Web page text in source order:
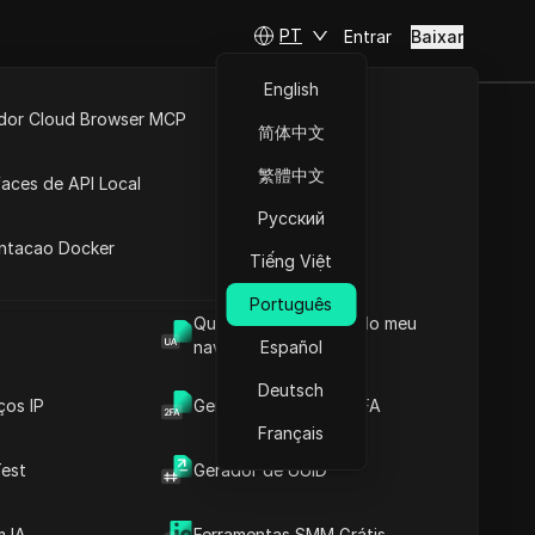
Qual é o User Agent do meu
navegador
IP Gerador de Código 2FA
Gerador de UUID
Cloud Browser MCP
de API Local
Docker
PT
English
简体中文
繁體中文
Русский
Tiếng Việt
Português
Español
Deutsch
Français
Entrar Baixar
o
Fazer perguntas
Abrir no ChatGPT
Fazer perguntas sobre esta página
Abrir no Claude
Fazer perguntas sobre esta página
O que significa realmente